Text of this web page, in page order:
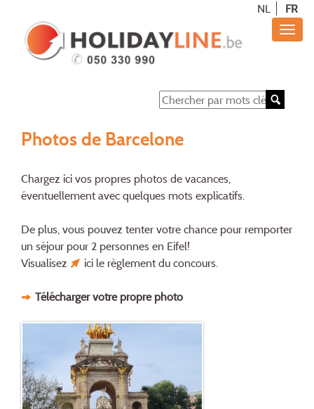
NL FR
Photos de Barcelone
Chargez ici vos propres photos de vacances,
éventuellement avec quelques mots explicatifs.
De plus, vous pouvez tenter votre chance pour remporter
un séjour pour 2 personnes en Eifel!
Visualisez
ici le règlement du concours.
Télécharger votre propre photo